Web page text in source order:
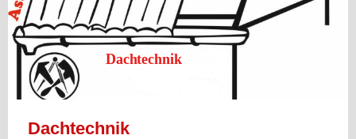
Dachtechnik
Dachtechnik